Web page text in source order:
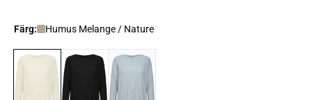
Färg: Humus Melange / Nature